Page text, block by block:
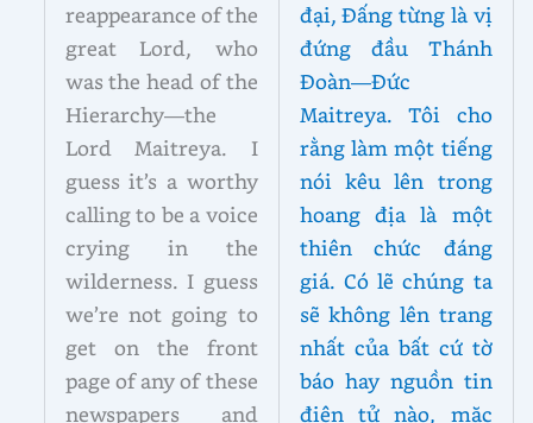
reappearance of the
great Lord, who
was the head of the
Hierarchy—the
Lord Maitreya. I
guess it’s a worthy
calling to be a voice
crying in the
wilderness. I guess
we’re not going to
get on the front
page of any of these
newspapers and
đại, Đấng từng là vị
đứng đầu Thánh
Đoàn—Đức
Maitreya. Tôi cho
rằng làm một tiếng
nói kêu lên trong
hoang địa là một
thiên chức đáng
giá. Có lẽ chúng ta
sẽ không lên trang
nhất của bất cứ tờ
báo hay nguồn tin
điện tử nào, mặc